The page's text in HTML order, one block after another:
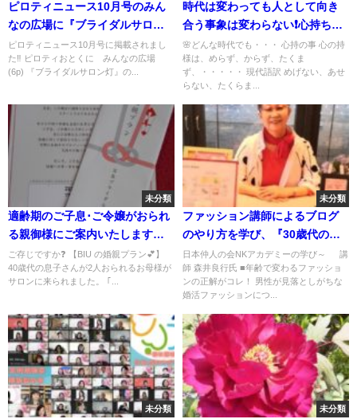
ピロティニュース10月号のみん
なの広場に『ブライダルサロン
灯』の新企画の案内を掲載して
頂きました💐
ピロティニュース10月号に掲載されまし
た‼️ ピロティおとくに みんなの広場
(6p) 『ブライダルサロン灯』の...
時代は変わっても人として向き
合う事象は変わらない❗心持ちが
大切では🍀
🌸どんな時代でも・・・ 心持の事 心の持
様は、めらず、からず、たくま
ず、・・・・・ 現代語訳 めげない、あせ
らない、たくらま...
未分類
適齢期のご子息･ご令嬢がおられ
る親御様にご案内いたします💐
💕💐
ご存じですか❓ 【BIU の婚親プラン💕】
40歳代の息子さんが2人おられるお母様が
サロンに来られました。 ｢...
未分類
ファッション講師によるブログ
のやり方を学び、『30歳代の婚
活パーティーファッション』に
ついて投稿しました。
日本仲人の会NKアカデミーの学び～ 講
師 森井良行氏 ■年齢で変わるファッショ
ンの正解がコレ！ 男性が見落としがちな
婚活ファッションにつ...
未分類 未分類